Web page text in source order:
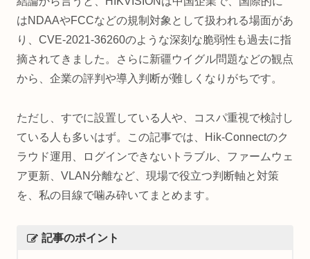
はNDAAやFCCなどの規制対象として扱われる場面があ
り、CVE-2021-36260のような深刻な脆弱性も過去に指
摘されてきました。さらに新疆ウイグル問題などの観点
から、企業の評判や導入判断が難しくなりがちです。
ただし、すでに設置している人や、コスパ重視で検討し
ている人も多いはず。この記事では、Hik-Connectのク
ラウド運用、ログインできないトラブル、ファームウェ
ア更新、VLAN分離など、現場で役立つ判断軸と対策
を、私の目線で噛み砕いてまとめます。
記事のポイント